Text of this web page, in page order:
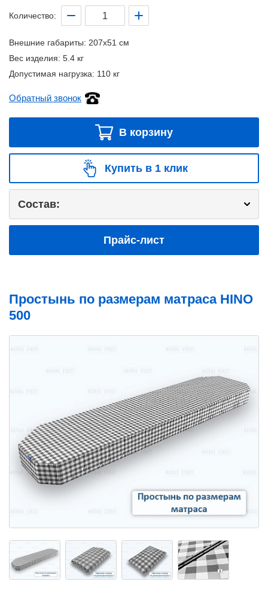
Количество:
Внешние габариты: 207x51 см
Вес изделия: 5.4 кг
Допустимая нагрузка: 110 кг
Обратный звонок
В корзину
Купить в 1 клик
Состав:
Прайс-лист
Простынь по размерам матраса HINO
500